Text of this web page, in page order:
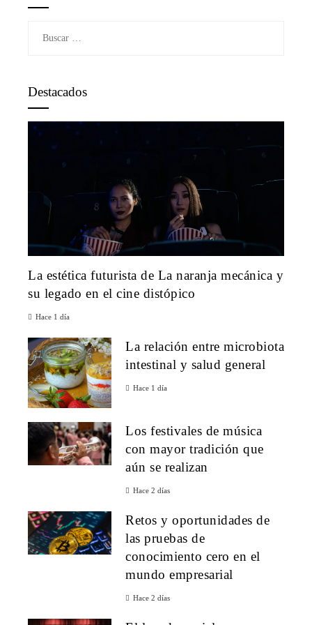
Destacados
La estética futurista de La naranja mecánica y
su legado en el cine distópico
Hace 1 día
La relación entre microbiota
intestinal y salud general
Hace 1 día
Los festivales de música
con mayor tradición que
aún se realizan
Hace 2 días
Retos y oportunidades de
las pruebas de
conocimiento cero en el
mundo empresarial
Hace 2 días